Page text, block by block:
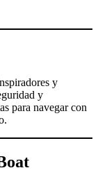
y
y
para navegar con